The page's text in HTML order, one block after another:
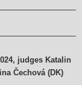
judges Katalin
Čechová (DK)